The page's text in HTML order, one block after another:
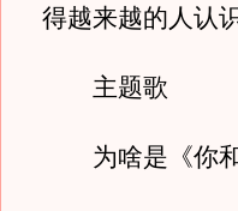
得越来越的人认
主题歌
为啥是《你和